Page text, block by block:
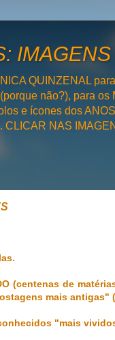
IMAGENS
QUINZENAL
não?), para
e ícones dos
NAS
(centenas de
mais antigas"
"mais